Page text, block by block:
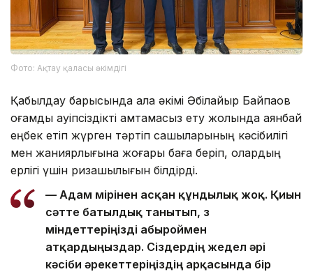
Фото: Ақтау қаласы әкімдігі
Қабылдау барысында қала әкімі Әбілқайыр Байпақов
қоғамдық қауіпсіздікті қамтамасыз ету жолында аянбай
еңбек етіп жүрген тәртіп сақшыларының кәсібилігі
мен жанқиярлығына жоғары баға беріп, олардың
ерлігі үшін ризашылығын білдірді.
— Адам өмірінен асқан құндылық жоқ. Қиын
сәтте батылдық танытып, өз
міндеттеріңізді абыроймен
атқардыңыздар. Сіздердің жедел әрі
кәсіби әрекеттеріңіздің арқасында бір